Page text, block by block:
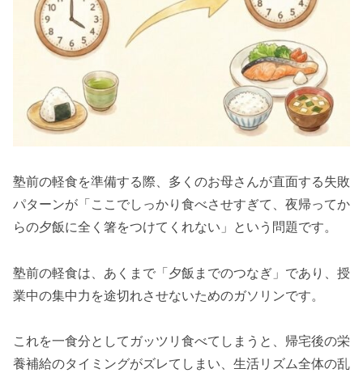
塾前の軽食を準備する際、多くのお母さんが直面する失敗
パターンが「ここでしっかり食べさせすぎて、夜帰ってか
らの夕飯に全く箸をつけてくれない」という問題です。
塾前の軽食は、あくまで「夕飯までのつなぎ」であり、授
業中の集中力を途切れさせないためのガソリンです。
これを一食分としてガッツリ食べてしまうと、帰宅後の栄
養補給のタイミングがズレてしまい、生活リズム全体の乱